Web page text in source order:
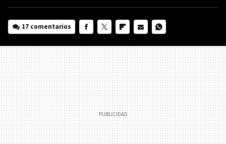
17 comentarios
MAIL